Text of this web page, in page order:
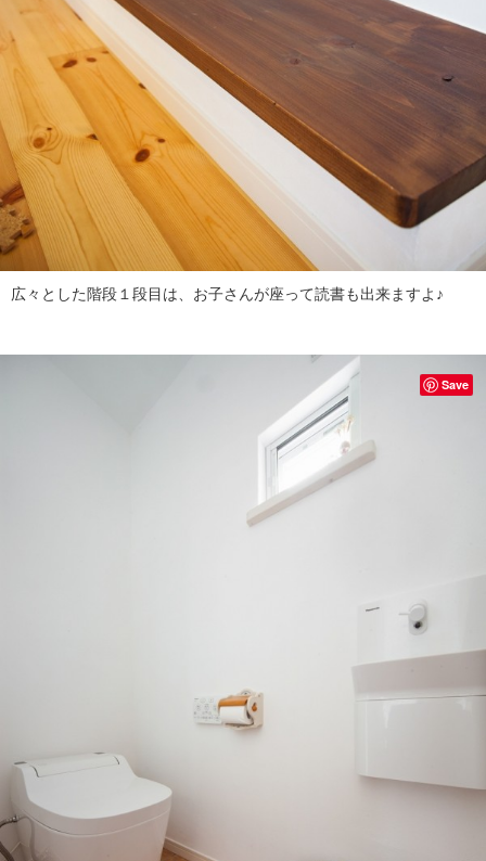
広々とした階段１段目は、お子さんが座って読書も出来ますよ♪
Save